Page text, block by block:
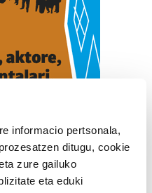
informacio pertsonala,
ditugu, cookie
zure gailuko
eta eduki